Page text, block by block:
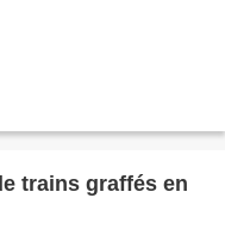
trains graffés en